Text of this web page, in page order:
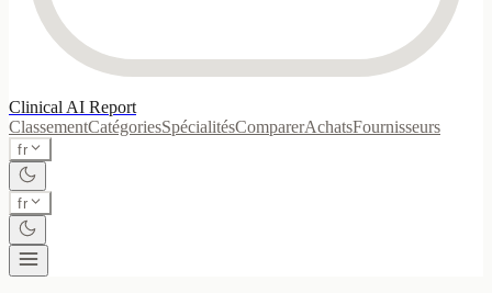
Clinical AI Report
ClassementCatégoriesSpécialitésComparerAchatsFournisseurs
fr
fr